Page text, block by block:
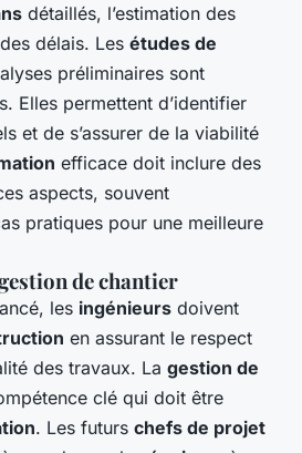
détaillés, l’estimation des
délais. Les études de
préliminaires sont
Elles permettent d’identifier
et de s’assurer de la viabilité
efficace doit inclure des
aspects, souvent
pratiques pour une meilleure
de chantier
les ingénieurs doivent
en assurant le respect
des travaux. La gestion de
clé qui doit être
. Les futurs chefs de projet